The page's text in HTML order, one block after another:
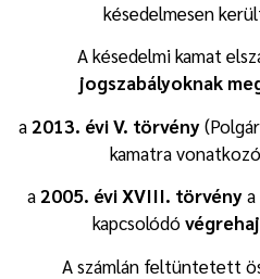
késedelmesen
A késedelmi kamat
jogszabályoknak
a2013. évi V. törvény
kamatra
a2005. évi XVIII. törvény
kapcsolódó
A számlán feltüntetett